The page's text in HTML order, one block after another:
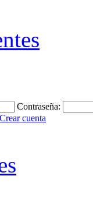
Contraseña:
Crear cuenta